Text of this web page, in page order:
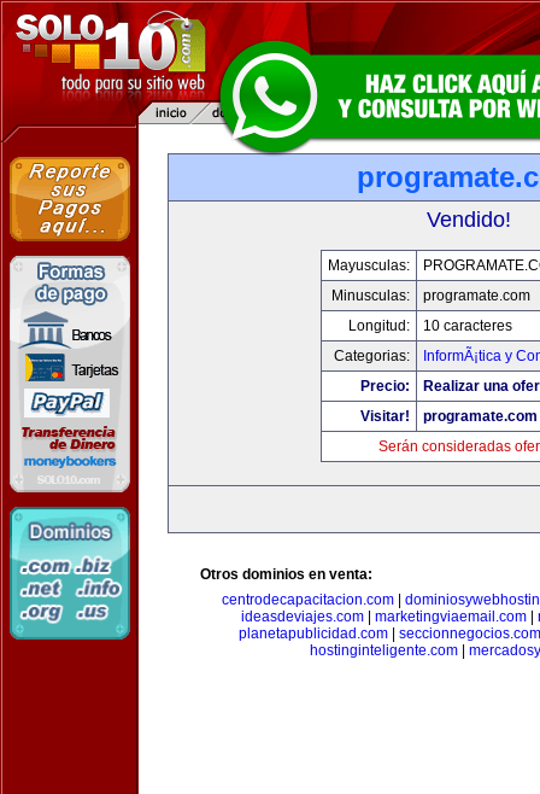
Vendido!
Mayusculas:
Minusculas:
programate.com
Longitud:
10 caracteres
Categorias:
InformÃ¡tica y
Precio:
Realizar una
Visitar!
programate.com
Serán consideradas
Otros dominios en venta:
centrodecapacitacion.com
ideasdeviajes.com| marketingviaemail.com|
planetapublicidad.com| seccionnegocios.com
hostinginteligente.com